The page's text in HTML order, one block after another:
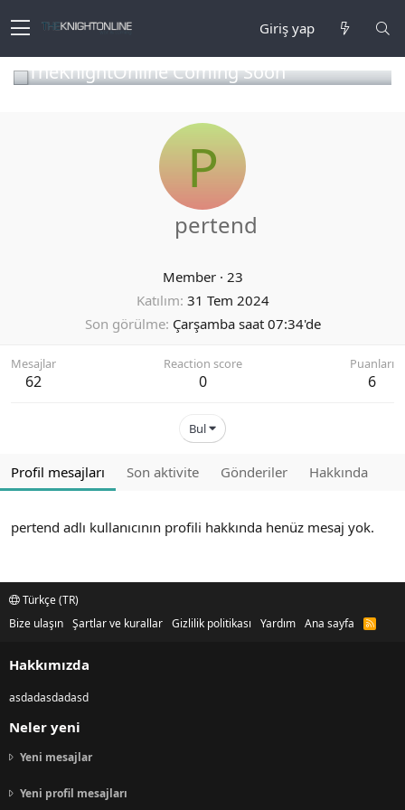
Giriş yap
TheKnightOnline Coming Soon
P
pertend
Member · 23
Katılım 31 Tem 2024
Son görülme Çarşamba saat 07:34'de
Mesajlar
62
Reaction score
0
Puanları
6
Bul
Profil mesajları Son aktivite Gönderiler Hakkında
pertend adlı kullanıcının profili hakkında henüz mesaj yok.
Türkçe (TR)
Bize ulaşın Şartlar ve kurallar Gizlilik politikası Yardım Ana sayfa
R
Hakkımızda
asdadasdadasd
Neler yeni
Yeni mesajlar
Yeni profil mesajları